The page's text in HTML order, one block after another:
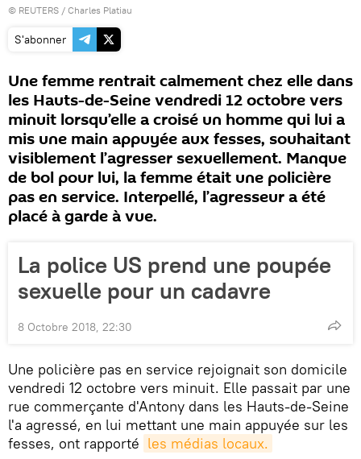
© REUTERS / Charles Platiau
S'abonner
Une femme rentrait calmement chez elle dans
les Hauts-de-Seine vendredi 12 octobre vers
minuit lorsqu’elle a croisé un homme qui lui a
mis une main appuyée aux fesses, souhaitant
visiblement l’agresser sexuellement. Manque
de bol pour lui, la femme était une policière
pas en service. Interpellé, l’agresseur a été
placé à garde à vue.
La police US prend une poupée
sexuelle pour un cadavre
8 Octobre 2018, 22:30
Une policière pas en service rejoignait son domicile
vendredi 12 octobre vers minuit. Elle passait par une
rue commerçante d'Antony dans les Hauts-de-Seine
l'a agressé, en lui mettant une main appuyée sur les
fesses, ont rapporté les médias locaux.